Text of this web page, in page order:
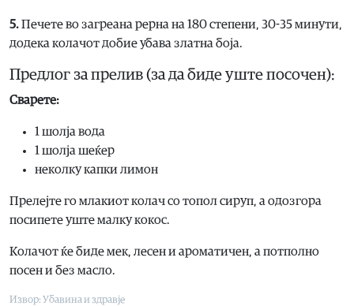
5.Печете во загреана рерна на 180 степени, 30-35 минути,
додека колачот добие убава златна боја.
Предлог за прелив (за да биде уште посочен):
Сварете:
1 шолја вода
1 шолја шеќер
неколку капки лимон
Прелејте го млакиот колач со топол сируп, а одозгора
посипете уште малку кокос.
Колачот ќе биде мек, лесен и ароматичен, а потполно
посен и без масло.
Извор: Убавина и здравје